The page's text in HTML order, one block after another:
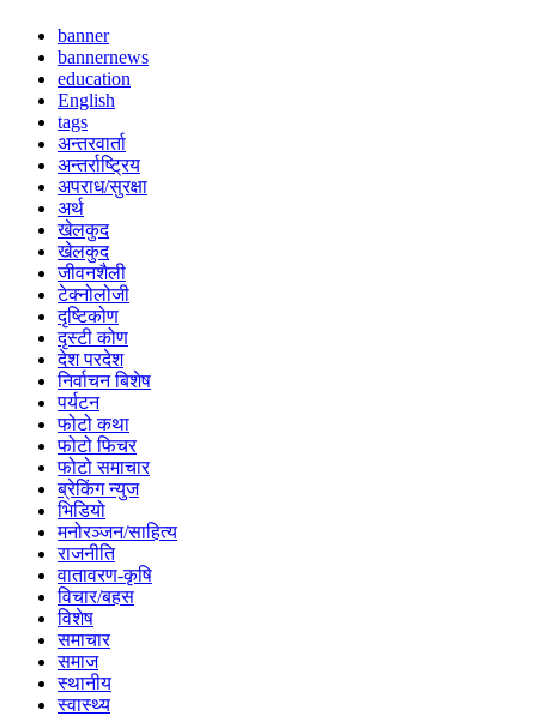
banner
bannernews
education
English
tags
अन्तरवार्ता
अन्तर्राष्ट्रिय
अपराध/सुरक्षा
अर्थ
खेलकुद
खेलकुद
जीवनशैली
टेक्नोलोजी
दृष्टिकोण
दृस्टी कोण
देश परदेश
निर्वाचन बिशेष
पर्यटन
फोटो कथा
फोटो फिचर
फोटो समाचार
ब्रेकिंग न्युज
भिडियो
मनोरञ्जन/साहित्य
राजनीति
वातावरण-कृषि
विचार/बहस
विशेष
समाचार
समाज
स्थानीय
स्वास्थ्य